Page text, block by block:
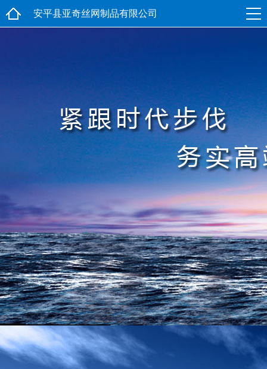
安平县亚奇丝网制品有限公司